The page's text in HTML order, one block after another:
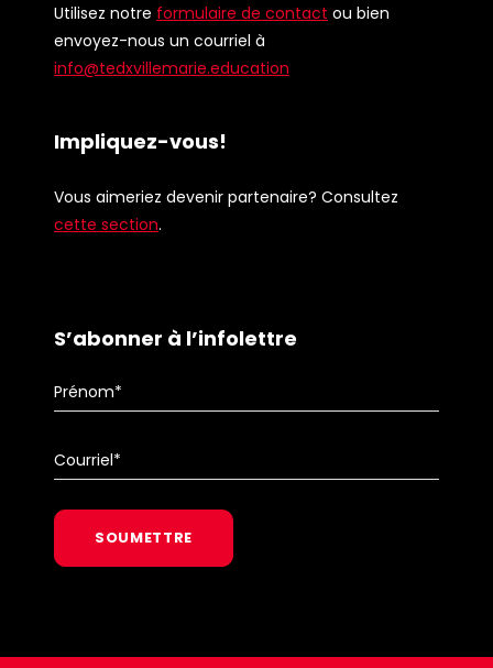
Utilisez notre formulaire de contact ou bien
envoyez-nous un courriel à
info@tedxvillemarie.education
Impliquez-vous!
Vous aimeriez devenir partenaire? Consultez
cette section.
S’abonner à l’infolettre